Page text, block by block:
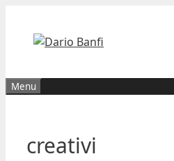
contenuto
Menu
creativi